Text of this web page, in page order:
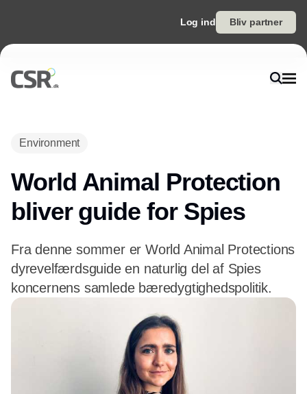
Log ind Bliv partner
Environment
World Animal Protection
bliver guide for Spies
Fra denne sommer er World Animal Protections
dyrevelfærdsguide en naturlig del af Spies
koncernens samlede bæredygtighedspolitik.